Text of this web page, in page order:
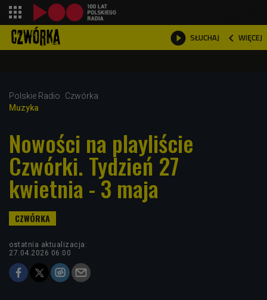
 SŁUCHAJ  WIĘCEJ

Polskie Radio
Czwórka
Muzyka
Nowości na playliście
Czwórki. Tydzień 27
kwietnia - 3 maja
ostatnia aktualizacja:
27.04.2026 06:00